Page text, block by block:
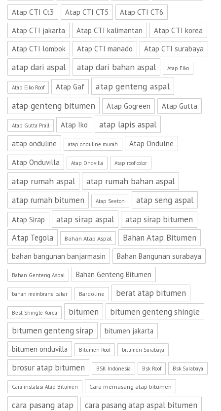
Atap CTI Ct3
Atap CTI CT5
Atap CTI CT6
Atap CTI jakarta
Atap CTI kalimantan
Atap CTI korea
Atap CTI lombok
Atap CTI manado Atap CTI surabaya
atap dari aspal atap dari bahan aspal Atap Eiko
Atap Eiko Roof Atap Gaf
atap genteng aspal
atap genteng bitumen
Atap Gogreen Atap Gutta
Atap Gutta Prall Atap Iko atap lapis aspal
atap onduline atap onduline murah
Atap Ondulne
Atap Onduvilla
Atap Ondvilla Atap roof color
atap rumah aspal atap rumah bahan aspal
atap rumah bitumen Atap Seeton atap seng aspal
Atap Sirap atap sirap aspal
atap sirap bitumen
Atap Tegola
Bahan Atap Aspal Bahan Atap Bitumen
bahan bangunan banjarmasin Bahan Bangunan surabaya
Bahan Genteng Aspal Bahan Genteng Bitumen
bahan membrane bakar Bardoline berat atap bitumen
Best Shingle Korea bitumen
bitumen genteng shingle
bitumen genteng sirap
bitumen jakarta
bitumen onduvilla
Bitumen Roof bitumen Surabaya
brosur atap bitumen BSK Indonesia Bsk Roof Bsk Surabaya
Cara instalasi Atap Bitumen Cara memasang atap bitumen
cara pasang atap cara pasang atap aspal bitumen